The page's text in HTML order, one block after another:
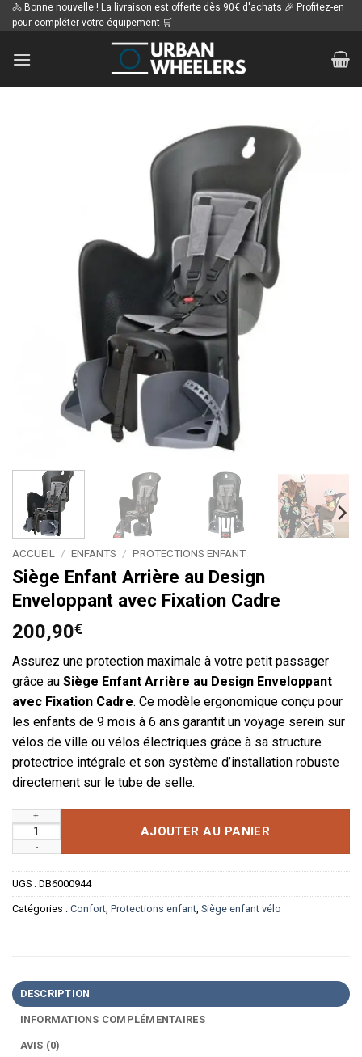
Passer
au
🚴 Bonne nouvelle ! La livraison est offerte dès 90€ d'achats 🎉 Profitez-en
pour compléter votre équipement 🛒
ACCUEIL / ENFANTS / PROTECTIONS ENFANT
Siège Enfant Arrière au Design
Enveloppant avec Fixation Cadre
200,90€
Assurez une protection maximale à votre petit passager
grâce au Siège Enfant Arrière au Design Enveloppant
avec Fixation Cadre. Ce modèle ergonomique conçu pour
les enfants de 9 mois à 6 ans garantit un voyage serein sur
vélos de ville ou vélos électriques grâce à sa structure
protectrice intégrale et son système d’installation robuste
directement sur le tube de selle.
quantité de Siège Enfant Arrière au Design Enveloppant avec
AJOUTER AU PANIER
UGS : DB6000944
Catégories : Confort, Protections enfant, Siège enfant vélo
DESCRIPTION
INFORMATIONS COMPLÉMENTAIRES
AVIS (0)